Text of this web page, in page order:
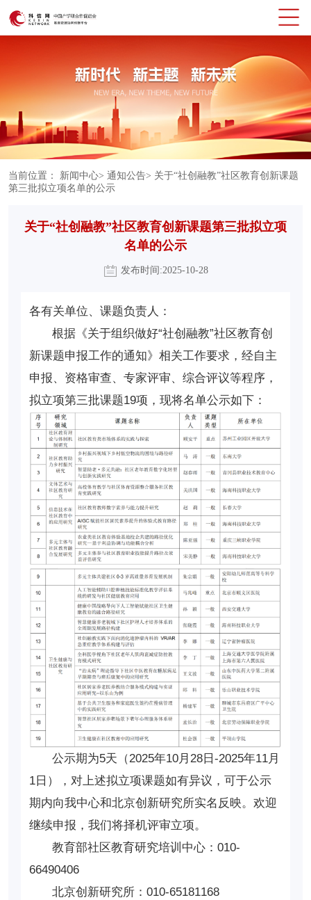
当前位置： 新闻中心> 通知公告> 关于“社创融教”社区教育创新课题
第三批拟立项名单的公示
关于“社创融教”社区教育创新课题第三批拟立项
名单的公示
发布时间:2025-10-28
各有关单位、课题负责人：
根据《关于组织做好“社创融教”社区教育创
新课题申报工作的通知》相关工作要求，经自主
申报、资格审查、专家评审、综合评议等程序，
拟立项第三批课题19项，现将名单公示如下：
公示期为5天（2025年10月28日-2025年11月
1日），对上述拟立项课题如有异议，可于公示
期内向我中心和北京创新研究所实名反映。欢迎
继续申报，我们将择机评审立项。
教育部社区教育研究培训中心：010-
66490406
北京创新研究所：010-65181168